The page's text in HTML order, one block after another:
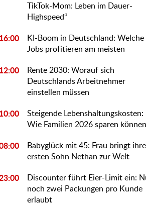
TikTok-Mom: Leben im Dauer-
Highspeed“
16:00
KI-Boom in Deutschland: Welche
Jobs profitieren am meisten
12:00
Rente 2030: Worauf sich
Deutschlands Arbeitnehmer
einstellen müssen
10:00
Steigende Lebenshaltungskosten:
Wie Familien 2026 sparen können
Babyglück mit 45: Frau bringt
ersten Sohn Nethan zur Welt
Discounter führt Eier-Limit ein:
noch zwei Packungen pro Kunde
erlaubt